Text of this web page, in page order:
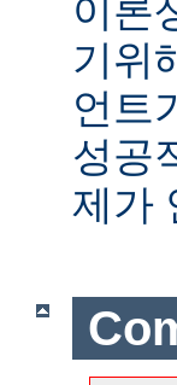
이론
기위
언트
성공
제가